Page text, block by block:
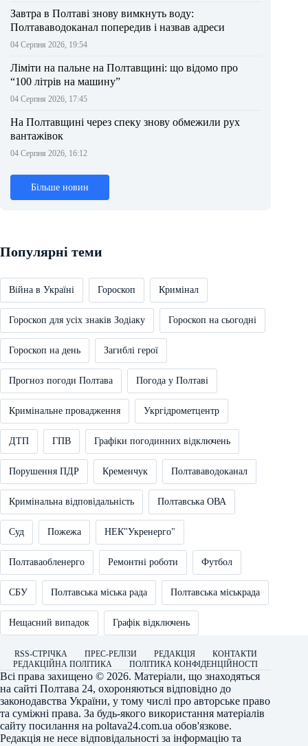
Завтра в Полтаві знову вимкнуть воду:
Полтававодоканал попередив і назвав адреси
04 Серпня 2026, 19:54
Ліміти на пальне на Полтавщині: що відомо про
“100 літрів на машину”
04 Серпня 2026, 17:45
На Полтавщині через спеку знову обмежили рух
вантажівок
04 Серпня 2026, 16:12
Більше новин
Популярні теми
Війна в Україні Гороскоп Кримінал
Гороскоп для усіх знаків Зодіаку Гороскоп на сьогодні
Гороскоп на день Загиблі герої
Прогноз погоди Полтава Погода у Полтаві
Кримінальне провадження Укргідрометцентр
ДТП ГПВ Графіки погодинних відключень
Порушення ПДР Кременчук Полтававодоканал
Кримінальна відповідальність Полтавська ОВА
Суд Пожежа НЕК"Укренерго"
Полтаваобленерго Ремонтні роботи Футбол
СБУ Полтавська міська рада Полтавська міськрада
Нещасний випадок Графік відключень
RSS-СТРІЧКА ПРЕС-РЕЛІЗИ РЕДАКЦІЯ
КОНТАКТИ
РЕДАКЦІЙНА ПОЛІТИКА
ПОЛІТИКА КОНФІДЕНЦІЙНОСТІ
Всі права захищено © 2026. Матеріали, що знаходяться
на сайті Полтава 24, охороняються відповідно до
законодавства України, у тому числі про авторське право
та суміжні права. За будь-якого використання матеріалів
сайту посилання на poltava24.com.ua обов'язкове.
Редакція не несе відповідальності за інформацію та